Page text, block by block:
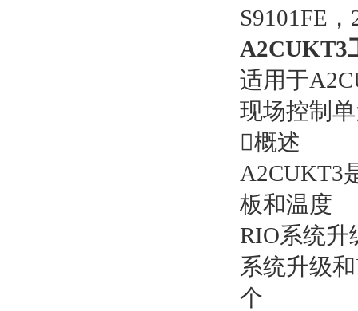
S9101FE，
A2CUKT3
适用于
现场控制
概述
A2CUKT3
板和温度
RIO系统升
系统升级
个